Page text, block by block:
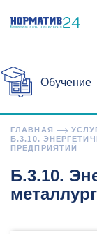
Обучение
ГЛАВНАЯ
Б.3.10.
ПРЕДПРИЯТИЙ
Б.3.10.